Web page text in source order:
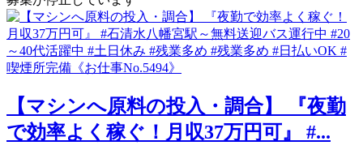
【マシンへ原料の投入・調合】 『夜勤
で効率よく稼ぐ！月収37万円可』 #...